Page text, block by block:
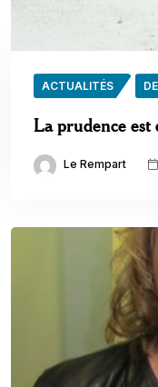
ACTUALITÉS
La prudence
Le Rempart